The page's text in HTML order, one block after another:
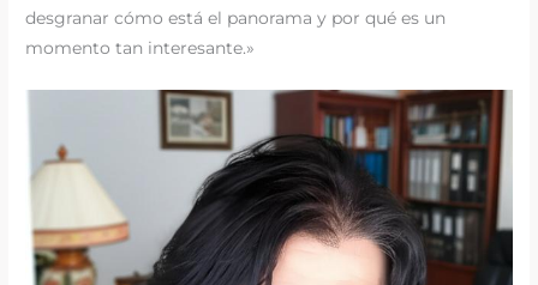
desgranar cómo está el panorama y por qué es un
momento tan interesante.»